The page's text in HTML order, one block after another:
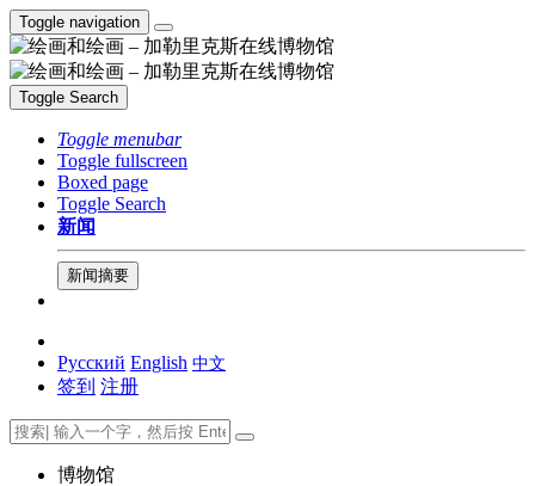
Toggle navigation
Toggle Search
Toggle menubar
Toggle fullscreen
Boxed page
Toggle Search
新闻
新闻摘要
Русский English 中文
签到 注册
博物馆